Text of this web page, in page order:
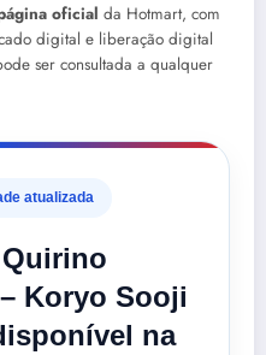
oficial da Hotmart, com
digital e liberação digital
ser consultada a qualquer
atualizada
Koryo Sooji
na